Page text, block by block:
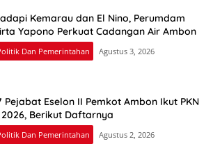
Kemarau dan El Nino, Perumdam
Yapono Perkuat Cadangan Air Ambon
Dan Pemerintahan Agustus 3, 2026
Pejabat Eselon II Pemkot Ambon Ikut PKN
2026, Berikut Daftarnya
Dan Pemerintahan Agustus 2, 2026